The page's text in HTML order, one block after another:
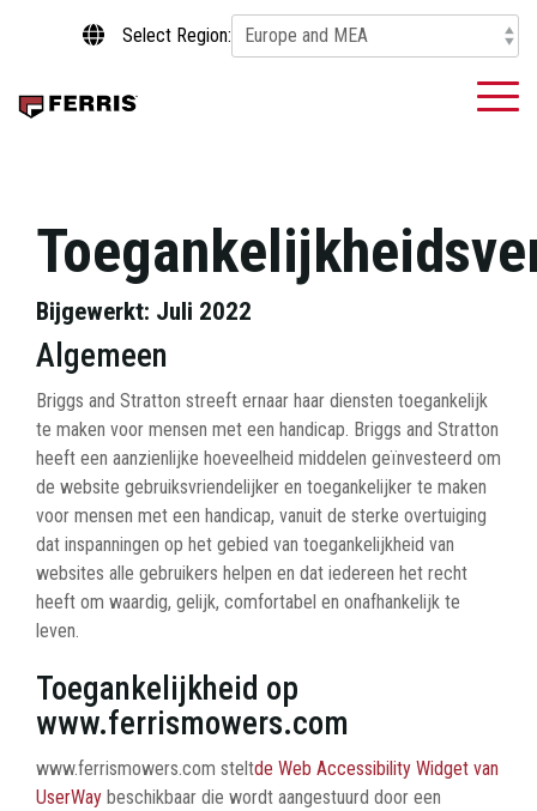
main
Select Region:
Bijgewerkt: Juli 2022
Algemeen
Briggs and Stratton streeft ernaar haar diensten toegankelijk
te maken voor mensen met een handicap. Briggs and Stratton
heeft een aanzienlijke hoeveelheid middelen geïnvesteerd om
de website gebruiksvriendelijker en toegankelijker te maken
voor mensen met een handicap, vanuit de sterke overtuiging
dat inspanningen op het gebied van toegankelijkheid van
websites alle gebruikers helpen en dat iedereen het recht
heeft om waardig, gelijk, comfortabel en onafhankelijk te
leven.
Toegankelijkheid op
www.ferrismowers.com
www.ferrismowers.com steltde Web Accessibility Widget van
UserWay beschikbaar die wordt aangestuurd door een